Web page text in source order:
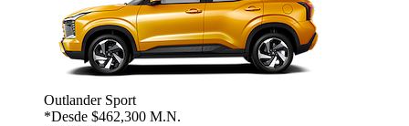
Outlander Sport
*Desde $462,300 M.N.